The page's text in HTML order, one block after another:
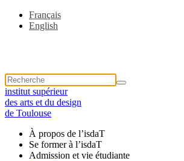
Français
English
institut supérieur
des arts et du design
de Toulouse
À propos de l’isdaT
Se former à l’isdaT
Admission et vie étudiante